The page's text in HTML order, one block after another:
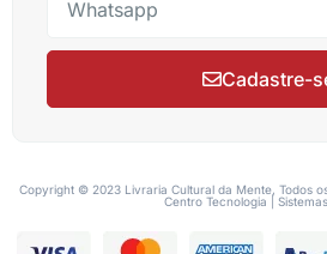
Cadastre-
Copyright © 2023 Livraria Cultural da Mente, Todos
Centro Tecnologia |